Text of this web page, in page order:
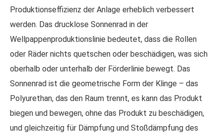
Produktionseffizienz der Anlage erheblich verbessert
werden. Das drucklose Sonnenrad in der
Wellpappenproduktionslinie bedeutet, dass die Rollen
oder Räder nichts quetschen oder beschädigen, was sich
oberhalb oder unterhalb der Förderlinie bewegt. Das
Sonnenrad ist die geometrische Form der Klinge – das
Polyurethan, das den Raum trennt, es kann das Produkt
biegen und bewegen, ohne das Produkt zu beschädigen,
und gleichzeitig für Dämpfung und Stoßdämpfung des